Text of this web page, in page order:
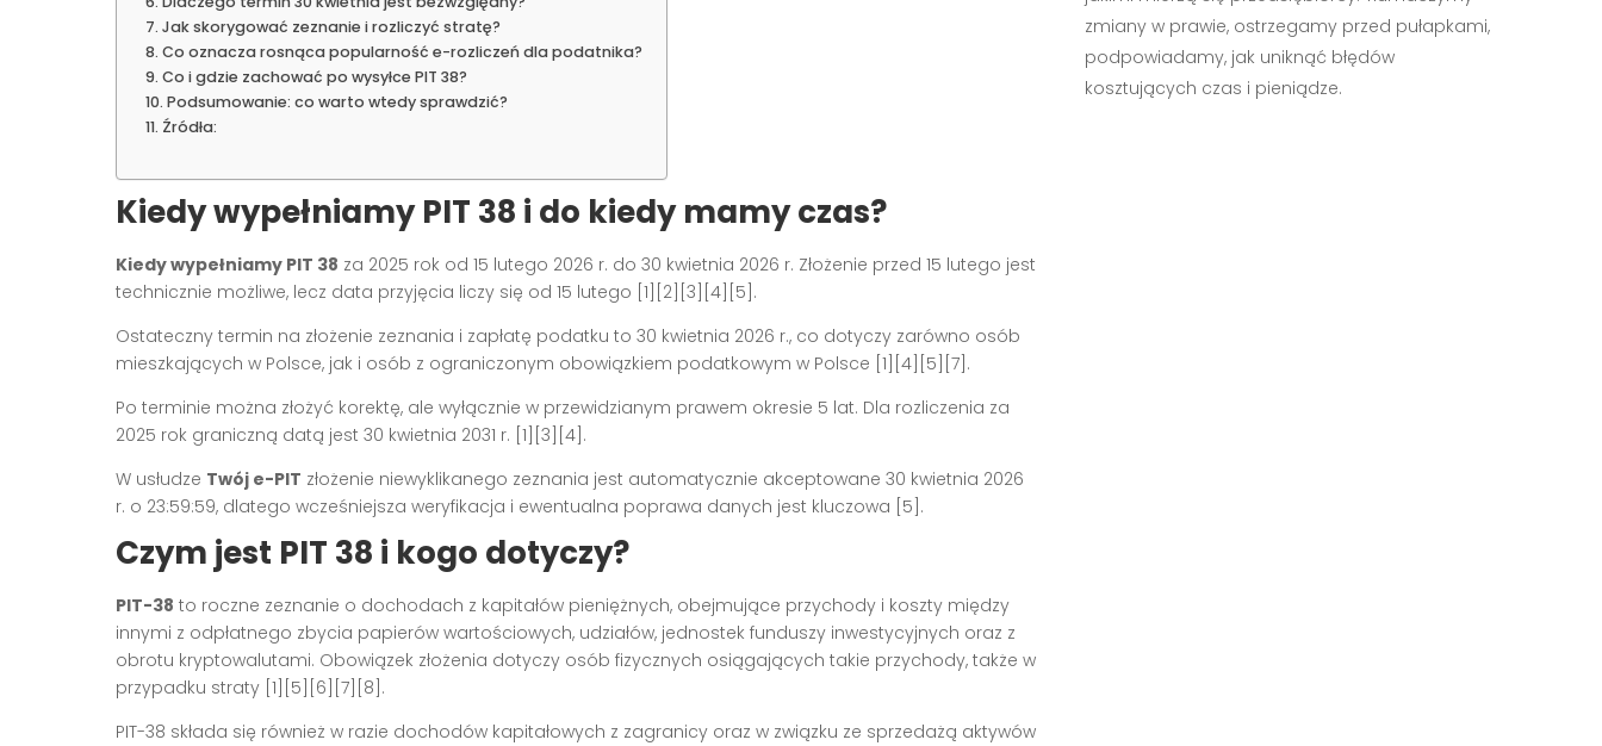
Jak skorygować zeznanie i rozliczyć stratę?
Co oznacza rosnąca popularność e-rozliczeń dla podatnika?
Co i gdzie zachować po wysyłce PIT 38?
Podsumowanie: co warto wtedy sprawdzić?
Źródła:
Kiedy wypełniamy PIT 38 i do kiedy mamy czas?
Kiedy wypełniamy PIT 38 za 2025 rok od 15 lutego 2026 r. do 30 kwietnia 2026 r. Złożenie przed 15 lutego jest
technicznie możliwe, lecz data przyjęcia liczy się od 15 lutego [1][2][3][4][5].
Ostateczny termin na złożenie zeznania i zapłatę podatku to 30 kwietnia 2026 r., co dotyczy zarówno osób
mieszkających w Polsce, jak i osób z ograniczonym obowiązkiem podatkowym w Polsce [1][4][5][7].
Po terminie można złożyć korektę, ale wyłącznie w przewidzianym prawem okresie 5 lat. Dla rozliczenia za
2025 rok graniczną datą jest 30 kwietnia 2031 r. [1][3][4].
W usłudze Twój e-PIT złożenie niewyklikanego zeznania jest automatycznie akceptowane 30 kwietnia 2026
r. o 23:59:59, dlatego wcześniejsza weryfikacja i ewentualna poprawa danych jest kluczowa [5].
Czym jest PIT 38 i kogo dotyczy?
PIT-38 to roczne zeznanie o dochodach z kapitałów pieniężnych, obejmujące przychody i koszty między
innymi z odpłatnego zbycia papierów wartościowych, udziałów, jednostek funduszy inwestycyjnych oraz z
obrotu kryptowalutami. Obowiązek złożenia dotyczy osób fizycznych osiągających takie przychody, także w
przypadku straty [1][5][6][7][8].
PIT-38 składa się również w razie dochodów kapitałowych z zagranicy oraz w związku ze sprzedażą aktywów
zmiany w prawie, ostrzegamy przed pułapkami,
podpowiadamy, jak uniknąć błędów
kosztujących czas i pieniądze.